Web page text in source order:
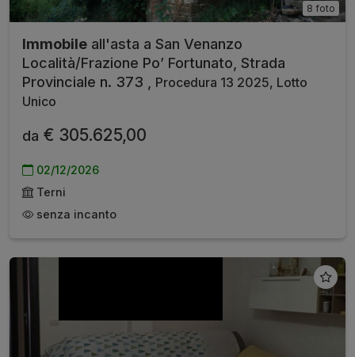
8 foto
Immobile all'asta a San Venanzo
Località/Frazione Po’ Fortunato, Strada
Provinciale n. 373 ,
Procedura 13 2025, Lotto
Unico
da € 305.625,00
02/12/2026
Terni
senza incanto